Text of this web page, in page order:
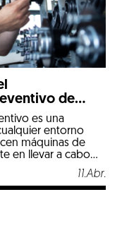
de
es una
entorno
máquinas de
en llevar a cabo
inesperados,
y extender la
11.Abr.